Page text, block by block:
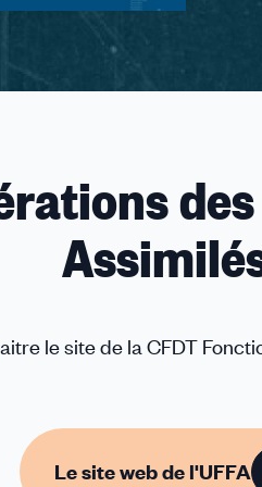
bandeau des cookies
le site de la CFDT
Le site web de l'UFFA